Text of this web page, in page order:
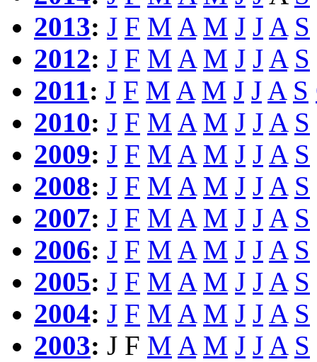
2013: J F M A M J J A S
2012: J F M A M J J A S
2011: J F M A M J J A S
2010: J F M A M J J A S
2009: J F M A M J J A S
2008: J F M A M J J A S
2007: J F M A M J J A S
2006: J F M A M J J A S
2005: J F M A M J J A S
2004: J F M A M J J A S
2003: J F M A M J J A S